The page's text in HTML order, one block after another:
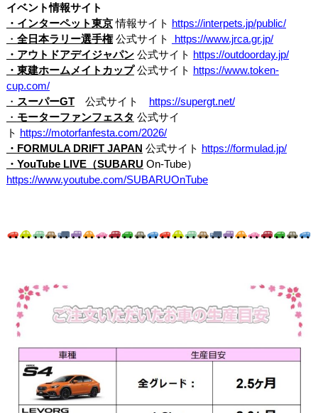
イベント情報サイト
・インターペット東京 情報サイト https://interpets.jp/public/
・ 全日本ラリー選手権 公式サイト
https://www.jrca.gr.jp/
・アウトドアデイジャパン 公式サイト https://outdoorday.jp/
・東建ホームメイトカップ 公式サイト https://www.token-
cup.com/
・ スーパーGT公式サイト https://supergt.net/
・ モーターファンフェスタ 公式サイ
ト https://motorfanfesta.com/2026/
・ FORMULA DRIFT JAPAN 公式サイト https://formulad.jp/
・ YouTube LIVE（SUBARU On-Tube）
https://www.youtube.com/SUBARUOnTube